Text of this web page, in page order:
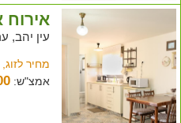
אירוח
עין יהב,
מחיר
אמצ"ש: